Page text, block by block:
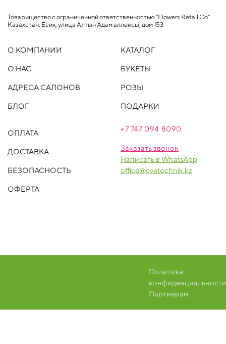
Товарищество с ограниченной ответственностью "Flowers Retail Co"
Казахстан, Есик, улица Алтын Адам аллеясы, дом 153
О КОМПАНИИ
О НАС
АДРЕСА САЛОНОВ
БЛОГ
КАТАЛОГ
БУКЕТЫ
РОЗЫ
ПОДАРКИ
ОПЛАТА
ДОСТАВКА
БЕЗОПАСНОСТЬ
ОФЕРТА
+7 747 094 8090
Заказать звонок
Написать в WhatsApp
office@cvetochnik.kz
Политика
Партнерам